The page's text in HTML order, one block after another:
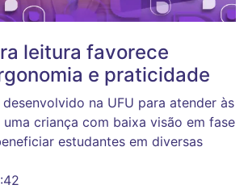
leitura favorece
e praticidade
na UFU para atender às
uma criança com baixa visão em fase
estudantes em diversas